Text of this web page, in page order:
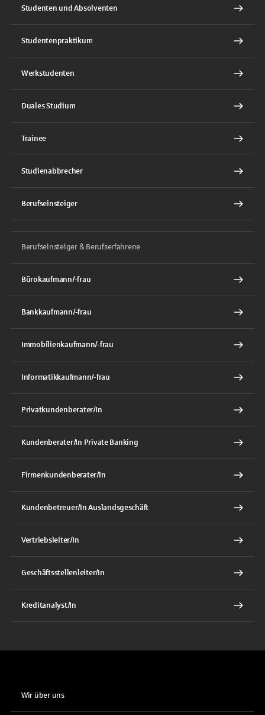
Studenten und Absolventen
Studentenpraktikum
Werkstudenten
Duales Studium
Trainee
Studienabbrecher
Berufseinsteiger
Berufseinsteiger & Berufserfahrene
Bürokaufmann/-frau
Bankkaufmann/-frau
Immobilienkaufmann/-frau
Informatikkaufmann/-frau
Privatkundenberater/In
Kundenberater/In Private Banking
Firmenkundenberater/In
Kundenbetreuer/In Auslandsgeschäft
Vertriebsleiter/In
Geschäftsstellenleiter/In
Kreditanalyst/In
Wir über uns